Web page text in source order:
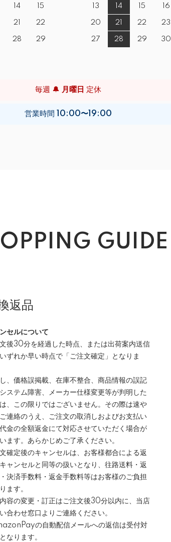
14 15
21 22
28 29
13 14 15 16
20 21 22 23
27 28 29 30
毎週 🔔 月曜日 定休
営業時間 10:00〜19:00
GUIDE
返品
セルについて
後30分を経過した時点、または出荷案内送信
ずれか早い時点で「ご注文確定」となりま
、価格誤掲載、在庫不整合、商品情報の誤記
ステム障害、メーカー仕様変更等が判明した
、この限りではございません。その際は速や
連絡のうえ、ご注文の取消しおよびお支払い
金の全額返金にて対応させていただく場合が
ます。あらかじめご了承ください。
確定後のキャンセルは、お客様都合による返
ャンセルと同等の扱いとなり、往路送料・返
決済手数料・返金手数料等はお客様のご負担
ます。
容の変更・訂正はご注文後30分以内に、当店
合わせ窓口よりご連絡ください。
の自動配信メールへの返信は受付対
なります。